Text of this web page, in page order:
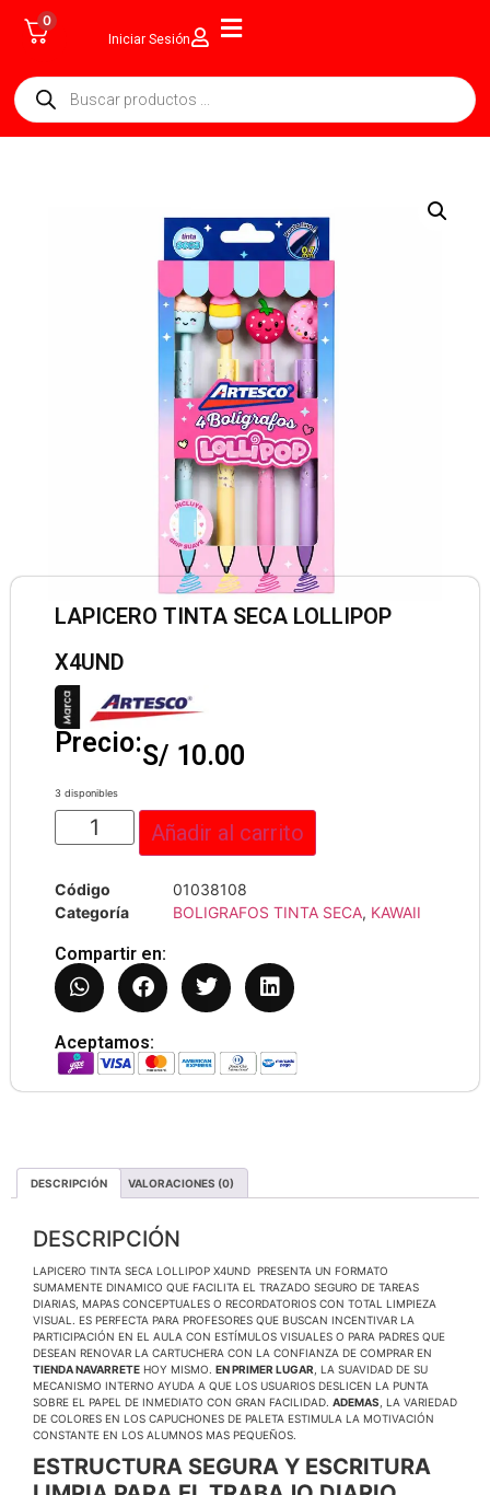
0
Iniciar Sesión
LAPICERO TINTA SECA LOLLIPOP
X4UND
Precio:S/ 10.00
3 disponibles
Añadir al carrito
Código
01038108
Categoría
BOLIGRAFOS TINTA SECA, KAWAII
Compartir en:
Aceptamos:
DESCRIPCIÓN VALORACIONES (0)
DESCRIPCIÓN
LAPICERO TINTA SECA LOLLIPOP X4UND PRESENTA UN FORMATO
SUMAMENTE DINAMICO QUE FACILITA EL TRAZADO SEGURO DE TAREAS
DIARIAS, MAPAS CONCEPTUALES O RECORDATORIOS CON TOTAL LIMPIEZA
VISUAL. ES PERFECTA PARA PROFESORES QUE BUSCAN INCENTIVAR LA
PARTICIPACIÓN EN EL AULA CON ESTÍMULOS VISUALES O PARA PADRES QUE
DESEAN RENOVAR LA CARTUCHERA CON LA CONFIANZA DE COMPRAR EN
TIENDA NAVARRETE HOY MISMO. EN PRIMER LUGAR , LA SUAVIDAD DE SU
MECANISMO INTERNO AYUDA A QUE LOS USUARIOS DESLICEN LA PUNTA
SOBRE EL PAPEL DE INMEDIATO CON GRAN FACILIDAD. ADEMAS , LA VARIEDAD
DE COLORES EN LOS CAPUCHONES DE PALETA ESTIMULA LA MOTIVACIÓN
CONSTANTE EN LOS ALUMNOS MAS PEQUEÑOS.
ESTRUCTURA SEGURA Y ESCRITURA